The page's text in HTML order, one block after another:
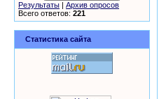
Результаты | Архив опросов
Всего ответов: 221
Статистика сайта